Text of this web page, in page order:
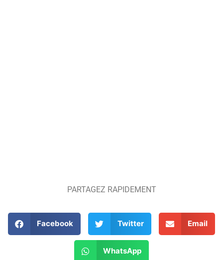
PARTAGEZ RAPIDEMENT
Facebook Twitter Email
WhatsApp